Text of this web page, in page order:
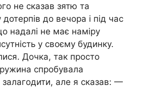
не сказав зятю та
до вечора і під час
надалі не має наміру
у своєму будинку.
Дочка, так просто
спробувала
залагодити, але я сказав: —